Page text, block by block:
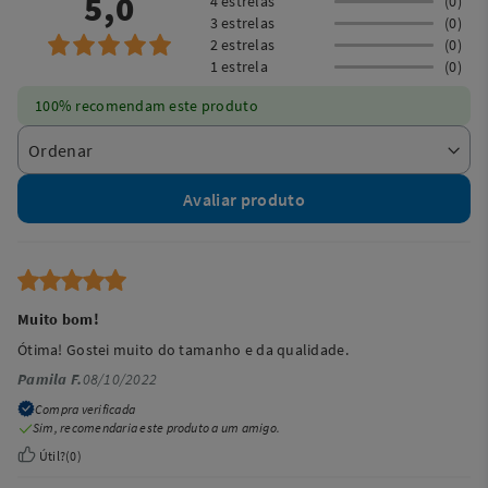
5,0
3 estrelas
(0)
2 estrelas
(0)
1 estrela
(0)
100% recomendam este produto
Avaliar produto
Muito bom!
Ótima! Gostei muito do tamanho e da qualidade.
Pamila F.08/10/2022
Compra verificada
Sim, recomendaria este produto a um amigo.
Útil?(0)